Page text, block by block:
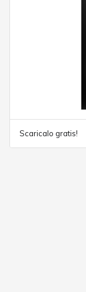
Scaricalo gratis!